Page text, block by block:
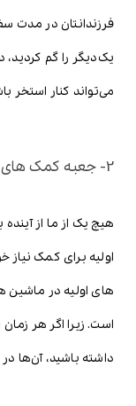
فرزندانتان در مدت
یک‌دیگر را گم کردید،
می‌تواند کنار استخر
2- جعبه کمک های اولیه را همراه داشته باشید!
هیچ یک از ما از
اولیه برای کمک
های اولیه در ماشین
است. زیرا اگر هر
داشته باشید، آن‌ها